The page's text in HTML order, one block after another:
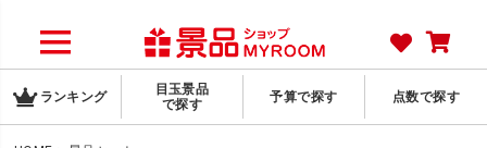
ランキング
目玉景品
で探す
予算で探す 点数で探す